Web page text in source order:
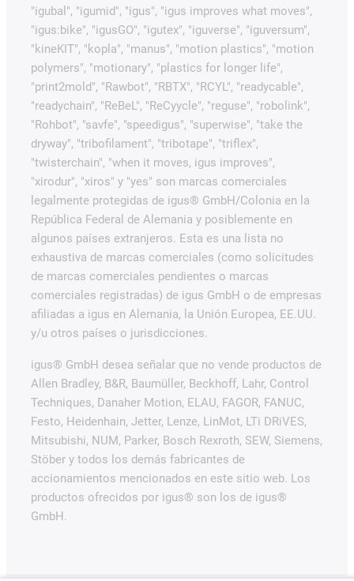
"igubal", "igumid", "igus", "igus improves what moves",
"igus:bike", "igusGO", "igutex", "iguverse", "iguversum",
"kineKIT", "kopla", "manus", "motion plastics", "motion
polymers", "motionary", "plastics for longer life",
"print2mold", "Rawbot", "RBTX", "RCYL", "readycable",
"readychain", "ReBeL", "ReCyycle", "reguse", "robolink",
"Rohbot", "savfe", "speedigus", "superwise", "take the
dryway", "tribofilament", "tribotape", "triflex",
"twisterchain", "when it moves, igus improves",
"xirodur", "xiros" y "yes" son marcas comerciales
legalmente protegidas de igus® GmbH/Colonia en la
República Federal de Alemania y posiblemente en
algunos países extranjeros. Esta es una lista no
exhaustiva de marcas comerciales (como solicitudes
de marcas comerciales pendientes o marcas
comerciales registradas) de igus GmbH o de empresas
afiliadas a igus en Alemania, la Unión Europea, EE.UU.
y/u otros países o jurisdicciones.
igus® GmbH desea señalar que no vende productos de
Allen Bradley, B&R, Baumüller, Beckhoff, Lahr, Control
Techniques, Danaher Motion, ELAU, FAGOR, FANUC,
Festo, Heidenhain, Jetter, Lenze, LinMot, LTi DRiVES,
Mitsubishi, NUM, Parker, Bosch Rexroth, SEW, Siemens,
Stöber y todos los demás fabricantes de
accionamientos mencionados en este sitio web. Los
productos ofrecidos por igus® son los de igus®
GmbH.